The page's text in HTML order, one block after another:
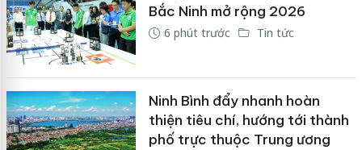
Bắc Ninh mở rộng 2026
6 phút trước Tin tức
Ninh Bình đẩy nhanh hoàn
thiện tiêu chí, hướng tới thành
phố trực thuộc Trung ương